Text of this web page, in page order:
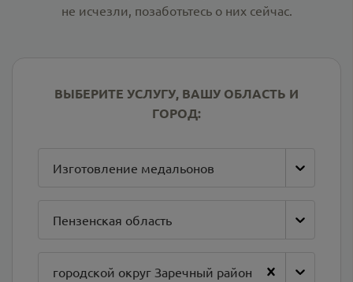
не исчезли, позаботьтесь о них сейчас.
ВЫБЕРИТЕ УСЛУГУ, ВАШУ ОБЛАСТЬ И
ГОРОД:
Изготовление медальонов
Пензенская область
городской округ Заречный район